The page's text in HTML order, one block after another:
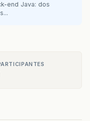
end Java: dos